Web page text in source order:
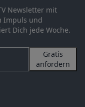
Newsletter mit
Impuls und
Dich jede Woche.
Gratis
anfordern